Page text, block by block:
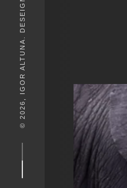
© 2026, IGOR ALTUNA. DESEIGN BY